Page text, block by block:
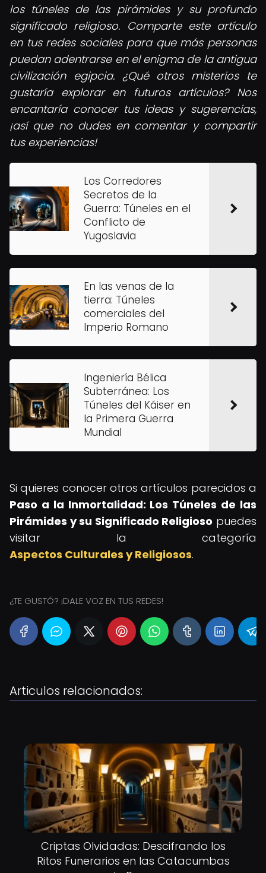
los túneles de las pirámides y su profundo
significado religioso. Comparte este artículo
en tus redes sociales para que más personas
puedan adentrarse en el enigma de la antigua
civilización egipcia. ¿Qué otros misterios te
gustaría explorar en futuros artículos? Nos
encantaría conocer tus ideas y sugerencias,
¡así que no dudes en comentar y compartir
tus experiencias!
Los Corredores
Secretos de la
Guerra: Túneles en el
Conflicto de
Yugoslavia
En las venas de la
tierra: Túneles
comerciales del
Imperio Romano
Ingeniería Bélica
Subterránea: Los
Túneles del Káiser en
la Primera Guerra
Mundial
Si quieres conocer otros artículos parecidos a
Paso a la Inmortalidad: Los Túneles de las
Pirámides y su Significado Religioso puedes
visitar la categoría
Aspectos Culturales y Religiosos.
¿TE GUSTÓ? ¡DALE VOZ EN TUS REDES!
Articulos relacionados:
Criptas Olvidadas: Descifrando los
Ritos Funerarios en las Catacumbas